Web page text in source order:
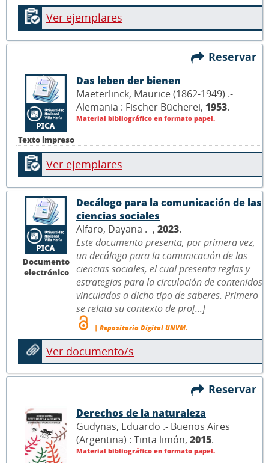
Ver ejemplares
Reservar
Texto impreso
Das leben der bienen
Maeterlinck, Maurice (1862-1949) .-
Alemania : Fischer Bücherei, 1953.
Material bibliográfico en formato papel.
Ver ejemplares
Documento
electrónico
Decálogo para la comunicación de las
ciencias sociales
Alfaro, Dayana .- , 2023.
Este documento presenta, por primera vez,
un decálogo para la comunicación de las
ciencias sociales, el cual presenta reglas y
estrategias para la circulación de contenidos
vinculados a dicho tipo de saberes. Primero
se relata su contexto de pro[...]
| Repositorio Digital UNVM.
Ver documento/s
Reservar
Derechos de la naturaleza
Gudynas, Eduardo .- Buenos Aires
(Argentina) : Tinta limón, 2015.
Material bibliográfico en formato papel.